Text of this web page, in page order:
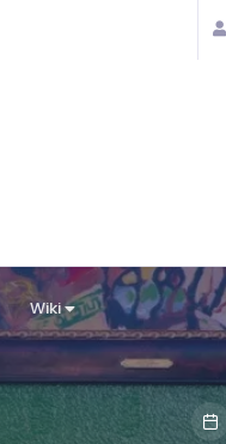
Wiki